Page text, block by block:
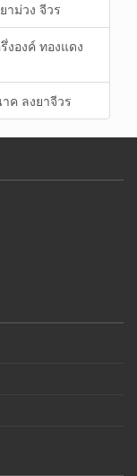
าม่วง จีวร
งองค์ ทองแดง
ค ลงยาจีวร